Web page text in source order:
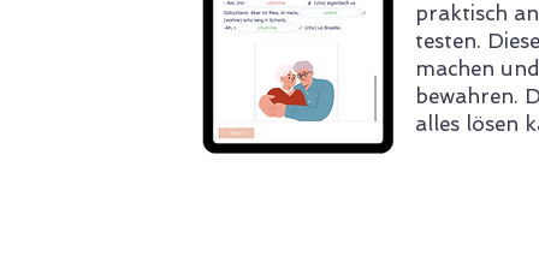
praktisch
testen.
machen
bewahren.
alles lösen